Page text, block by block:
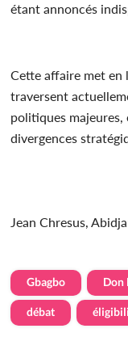
étant annoncés
Cette affaire met en
traversent
politiques majeures,
divergences
Jean Chresus,
Gbagbo Don
débat